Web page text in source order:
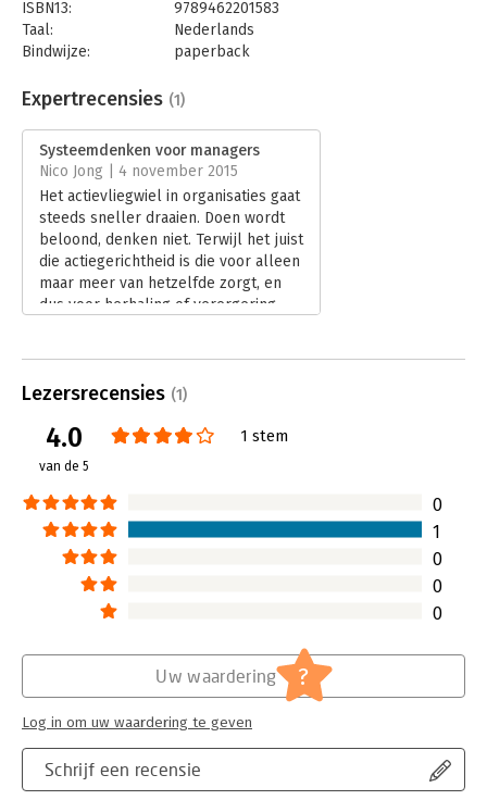
hoort.
ISBN13:
9789462201583
Taal:
Nederlands
Bindwijze:
paperback
Uitgever:
Boom
Verschijningsdatum:
Hoofdrubriek: Organisatiekunde
Expertrecensies (1)
Systeemdenken voor managers
Nico Jong | 4 november 2015
Het actievliegwiel in organisaties gaat
steeds sneller draaien. Doen wordt
beloond, denken niet. Terwijl het juist
die actiegerichtheid is die voor alleen
maar meer van hetzelfde zorgt, en
dus voor herhaling of verergering
Lezersrecensies (1)
4.0
van de 5
1 stem
0
1
0
0
0
Schrijf een recensie
Uw waardering ?
Log in om uw waardering te geven